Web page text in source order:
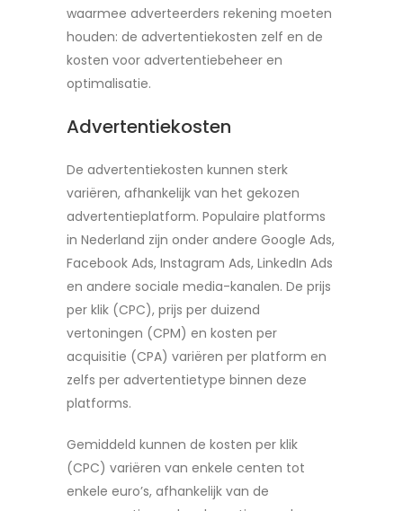
waarmee adverteerders rekening moeten
houden: de advertentiekosten zelf en de
kosten voor advertentiebeheer en
optimalisatie.
Advertentiekosten
De advertentiekosten kunnen sterk
variëren, afhankelijk van het gekozen
advertentieplatform. Populaire platforms
in Nederland zijn onder andere Google Ads,
Facebook Ads, Instagram Ads, LinkedIn Ads
en andere sociale media-kanalen. De prijs
per klik (CPC), prijs per duizend
vertoningen (CPM) en kosten per
acquisitie (CPA) variëren per platform en
zelfs per advertentietype binnen deze
platforms.
Gemiddeld kunnen de kosten per klik
(CPC) variëren van enkele centen tot
enkele euro’s, afhankelijk van de